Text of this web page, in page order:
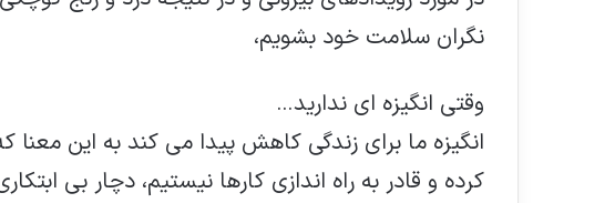
نگران سلامت خود بشویم،
وقتی انگیزه ای ندارید…
انگیزه ما برای زندگی کاهش پیدا می کند به این معنا
کرده و قادر به راه اندازی کارها نیستیم، دچار بی